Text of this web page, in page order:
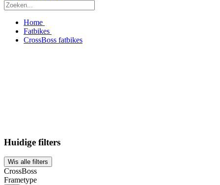
Home
Fatbikes
CrossBoss fatbikes
Huidige filters
Wis alle filters
CrossBoss
Frametype